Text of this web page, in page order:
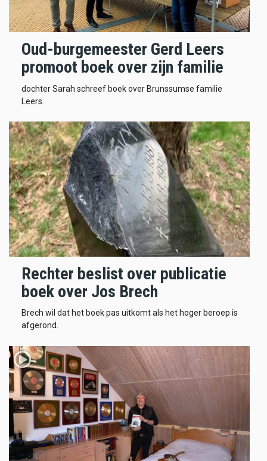
Oud-burgemeester Gerd Leers
promoot boek over zijn familie
dochter Sarah schreef boek over Brunssumse familie
Leers.
Rechter beslist over publicatie
boek over Jos Brech
Brech wil dat het boek pas uitkomt als het hoger beroep is
afgerond.